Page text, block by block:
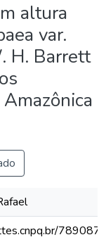
altura
var.
H. Barrett